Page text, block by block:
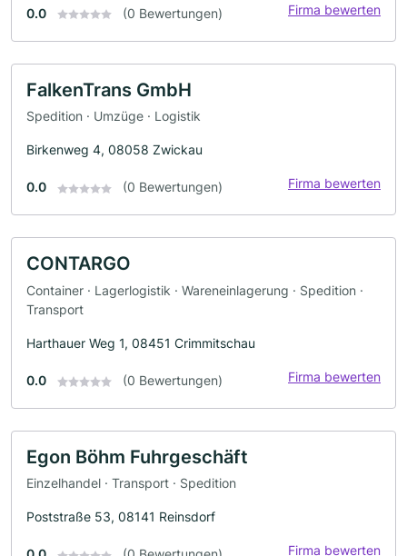
0.0 (0 Bewertungen) Firma bewerten
FalkenTrans GmbH
Spedition · Umzüge · Logistik
Birkenweg 4, 08058 Zwickau
0.0 (0 Bewertungen) Firma bewerten
CONTARGO
Container · Lagerlogistik · Wareneinlagerung · Spedition ·
Transport
Harthauer Weg 1, 08451 Crimmitschau
0.0 (0 Bewertungen) Firma bewerten
Egon Böhm Fuhrgeschäft
Einzelhandel · Transport · Spedition
Poststraße 53, 08141 Reinsdorf
Firma bewerten